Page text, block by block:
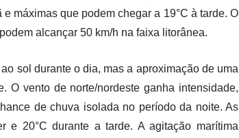
máximas que podem chegar a 19°C à tarde. O
alcançar 50 km/h na faixa litorânea.
sol durante o dia, mas a aproximação de uma
O vento de norte/nordeste ganha intensidade,
de chuva isolada no período da noite. As
e 20°C durante a tarde. A agitação marítima